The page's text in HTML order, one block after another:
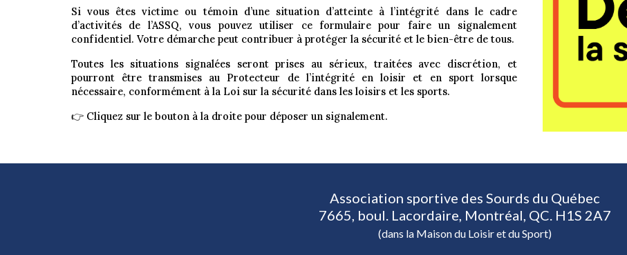
Si vous êtes victime ou témoin d’une situation d’atteinte à l’intégrité dans le cadre
d’activités de l’ASSQ, vous pouvez utiliser ce formulaire pour faire un signalement
confidentiel. Votre démarche peut contribuer à protéger la sécurité et le bien-être de tous.
Toutes les situations signalées seront prises au sérieux, traitées avec discrétion, et
pourront être transmises au Protecteur de l’intégrité en loisir et en sportlorsque
nécessaire, conformément à la Loi sur la sécurité dans les loisirs et les sports.
👉 Cliquez sur le bouton à la droite pour déposer un signalement.
Association sportive des Sourds du Québec
7665, boul. Lacordaire, Montréal, QC. H1S 2A7
(dans la Maison du Loisir et du Sport)